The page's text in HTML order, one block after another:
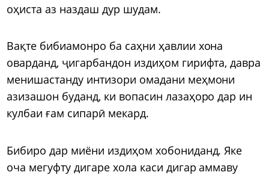
оҳиста аз наздаш дур шудам.
Вақте бибиамонро ба саҳни ҳавлии хона
оварданд, ҷигарбандон издиҳом гирифта, давра
менишастанду интизори омадани меҳмони
азизашон буданд, ки вопасин лазаҳоро дар ин
кулбаи ғам сипарӣ мекард.
Бибиро дар миёни издиҳом хобониданд. Яке
оча мегуфту дигаре хола каси дигар аммаву